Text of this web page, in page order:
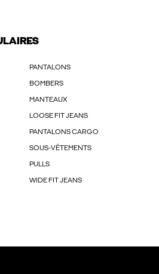
PANTALONS
BOMBERS
MANTEAUX
LOOSE FIT JEANS
PANTALONS CARGO
SOUS-VÊTEMENTS
PULLS
WIDE FIT JEANS